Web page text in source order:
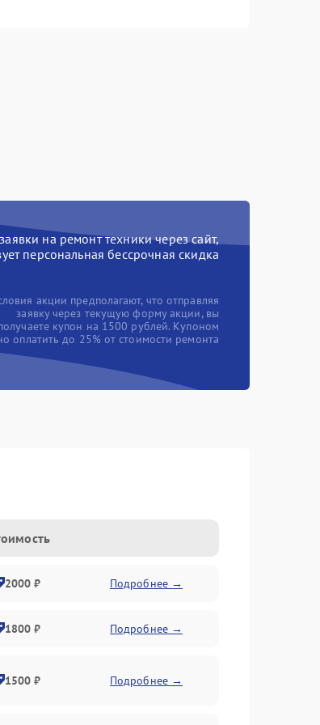
на ремонт техники через сайт,
персональная бессрочная скидка
акции предполагают, что отправляя
заявку через текущую форму акции, вы
купон на 1500 рублей. Купоном
оплатить до 25% от стоимости ремонта
2000 ₽ Подробнее →
1800 ₽ Подробнее →
1500 ₽ Подробнее →